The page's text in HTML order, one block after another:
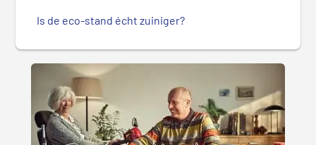
Is de eco-stand écht zuiniger?